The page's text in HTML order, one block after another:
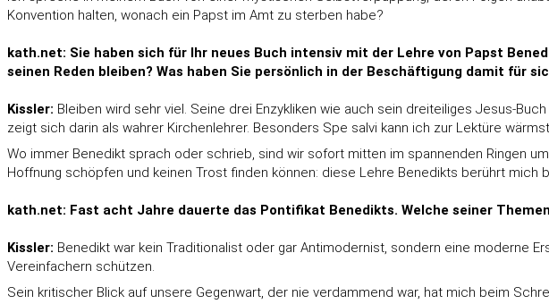
Konvention halten, wonach ein Papst im Amt zu sterben habe?
kath.net: Sie haben sich für Ihr neues Buch intensiv mit der Lehre von Papst
seinen Reden bleiben? Was haben Sie persönlich in der Beschäftigung damit für
Kissler: Bleiben wird sehr viel. Seine drei Enzykliken wie auch sein dreiteiliges Jesus-
zeigt sich darin als wahrer Kirchenlehrer. Besonders Spe salvi kann ich zur Lektüre
Wo immer Benedikt sprach oder schrieb, sind wir sofort mitten im spannenden Ringen
Hoffnung schöpfen und keinen Trost finden können: diese Lehre Benedikts berührt mich
kath.net: Fast acht Jahre dauerte das Pontifikat Benedikts. Welche seiner
Kissler: Benedikt war kein Traditionalist oder gar Antimodernist, sondern eine moderne
Vereinfachern schützen.
Sein kritischer Blick auf unsere Gegenwart, der nie verdammend war, hat mich beim